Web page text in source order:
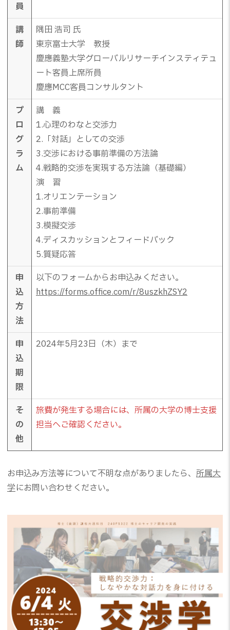
員
講
師
隅田 浩司 氏
東京富士大学 教授
慶應義塾大学グローバルリサーチインスティテュ
ート客員上席所員
慶應MCC客員コンサルタント
プ
ロ
グ
ラ
ム
講 義
1.心理のわなと交渉力
2.「対話」としての交渉
3.交渉における事前準備の方法論
4.戦略的交渉を実現する方法論（基礎編）
演 習
1.オリエンテーション
2.事前準備
3.模擬交渉
4.ディスカッションとフィードバック
5.質疑応答
申
込
方
法
以下のフォームからお申込みください。
https://forms.office.com/r/8uszkhZSY2
申
込
期
限
2024年5月23日（木）まで
そ
の
他
旅費が発生する場合には、所属の大学の博士支援
担当へご確認ください。
お申込み方法等について不明な点がありましたら、 所属大
学にお問い合わせください。